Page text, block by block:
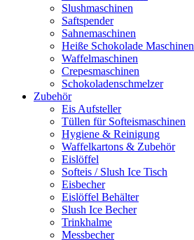
Slushmaschinen
Saftspender
Sahnemaschinen
Heiße Schokolade Maschinen
Waffelmaschinen
Crepesmaschinen
Schokoladenschmelzer
Zubehör
Eis Aufsteller
Tüllen für Softeismaschinen
Hygiene & Reinigung
Waffelkartons & Zubehör
Eislöffel
Softeis / Slush Ice Tisch
Eisbecher
Eislöffel Behälter
Slush Ice Becher
Trinkhalme
Messbecher